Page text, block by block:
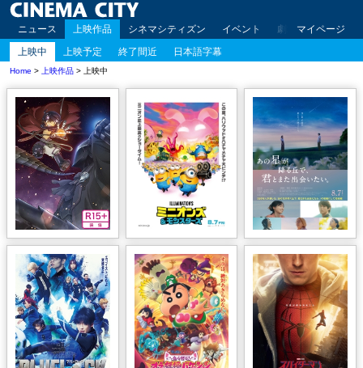
ニュース 上映作品 シネマシティズン イベント 劇場案内 アク
マイページ
上映中
上映予定 終了間近 日本語字幕
Home > 上映作品 > 上映中